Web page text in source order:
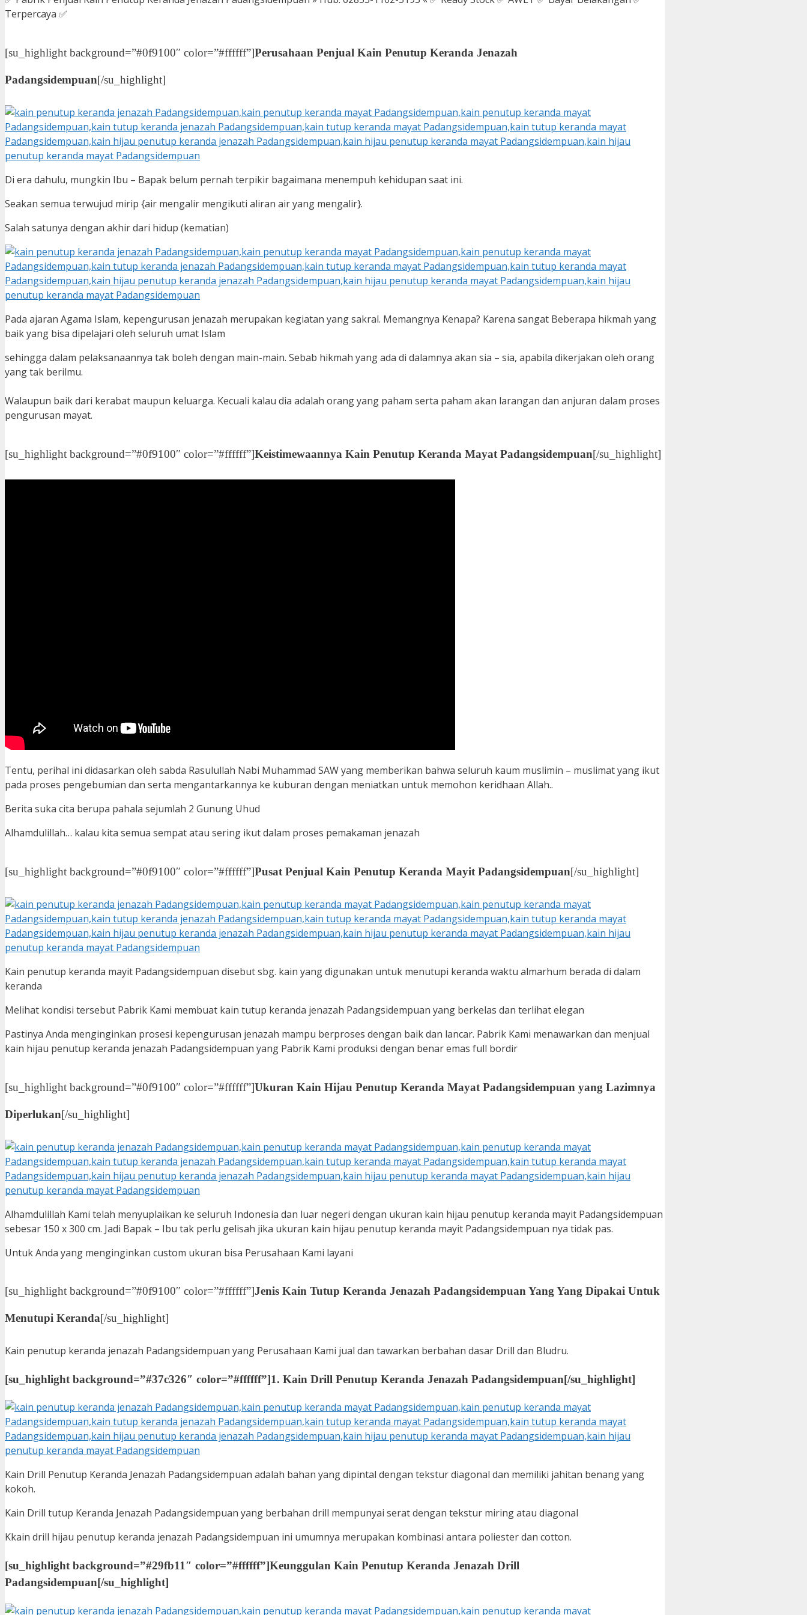
Terpercaya ✅
[su_highlight background=”#0f9100″ color=”#ffffff”]Perusahaan Penjual Kain Penutup Keranda Jenazah
Padangsidempuan[/su_highlight]
Di era dahulu, mungkin Ibu – Bapak belum pernah terpikir bagaimana menempuh kehidupan saat ini.
Seakan semua terwujud mirip {air mengalir mengikuti aliran air yang mengalir}.
Salah satunya dengan akhir dari hidup (kematian)
Pada ajaran Agama Islam, kepengurusan jenazah merupakan kegiatan yang sakral. Memangnya Kenapa? Karena sangat Beberapa hikmah yang
baik yang bisa dipelajari oleh seluruh umat Islam
sehingga dalam pelaksanaannya tak boleh dengan main-main. Sebab hikmah yang ada di dalamnya akan sia – sia, apabila dikerjakan oleh orang
yang tak berilmu.
Walaupun baik dari kerabat maupun keluarga. Kecuali kalau dia adalah orang yang paham serta paham akan larangan dan anjuran dalam proses
pengurusan mayat.
[su_highlight background=”#0f9100″ color=”#ffffff”]Keistimewaannya Kain Penutup Keranda Mayat Padangsidempuan[/su_highlight]
Tentu, perihal ini didasarkan oleh sabda Rasulullah Nabi Muhammad SAW yang memberikan bahwa seluruh kaum muslimin – muslimat yang ikut
pada proses pengebumian dan serta mengantarkannya ke kuburan dengan meniatkan untuk memohon keridhaan Allah..
Berita suka cita berupa pahala sejumlah 2 Gunung Uhud
Alhamdulillah… kalau kita semua sempat atau sering ikut dalam proses pemakaman jenazah
[su_highlight background=”#0f9100″ color=”#ffffff”]Pusat Penjual Kain Penutup Keranda Mayit Padangsidempuan[/su_highlight]
Kain penutup keranda mayit Padangsidempuan disebut sbg. kain yang digunakan untuk menutupi keranda waktu almarhum berada di dalam
keranda
Melihat kondisi tersebut Pabrik Kami membuat kain tutup keranda jenazah Padangsidempuan yang berkelas dan terlihat elegan
Pastinya Anda menginginkan prosesi kepengurusan jenazah mampu berproses dengan baik dan lancar. Pabrik Kami menawarkan dan menjual
kain hijau penutup keranda jenazah Padangsidempuan yang Pabrik Kami produksi dengan benar emas full bordir
[su_highlight background=”#0f9100″ color=”#ffffff”]Ukuran Kain Hijau Penutup Keranda Mayat Padangsidempuan yang Lazimnya
Diperlukan[/su_highlight]
Alhamdulillah Kami telah menyuplaikan ke seluruh Indonesia dan luar negeri dengan ukuran kain hijau penutup keranda mayit Padangsidempuan
sebesar 150 x 300 cm. Jadi Bapak – Ibu tak perlu gelisah jika ukuran kain hijau penutup keranda mayit Padangsidempuan nya tidak pas.
Untuk Anda yang menginginkan custom ukuran bisa Perusahaan Kami layani
[su_highlight background=”#0f9100″ color=”#ffffff”]Jenis Kain Tutup Keranda Jenazah Padangsidempuan Yang Yang Dipakai Untuk
Menutupi Keranda[/su_highlight]
Kain penutup keranda jenazah Padangsidempuan yang Perusahaan Kami jual dan tawarkan berbahan dasar Drill dan Bludru.
[su_highlight background=”#37c326″ color=”#ffffff”]1. Kain Drill Penutup Keranda Jenazah Padangsidempuan[/su_highlight]
Kain Drill Penutup Keranda Jenazah Padangsidempuan adalah bahan yang dipintal dengan tekstur diagonal dan memiliki jahitan benang yang
kokoh.
Kain Drill tutup Keranda Jenazah Padangsidempuan yang berbahan drill mempunyai serat dengan tekstur miring atau diagonal
Kkain drill hijau penutup keranda jenazah Padangsidempuan ini umumnya merupakan kombinasi antara poliester dan cotton.
[su_highlight background=”#29fb11″ color=”#ffffff”]Keunggulan Kain Penutup Keranda Jenazah Drill
Padangsidempuan[/su_highlight]